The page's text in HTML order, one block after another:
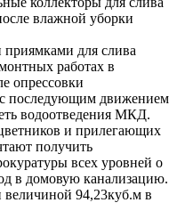
влажной уборки
приямками для слива
работах в
опрессовки
последующим движением
водоотведения МКД.
и прилегающих
получить
всех уровней о
в домовую канализацию.
величиной 94,23куб.м в